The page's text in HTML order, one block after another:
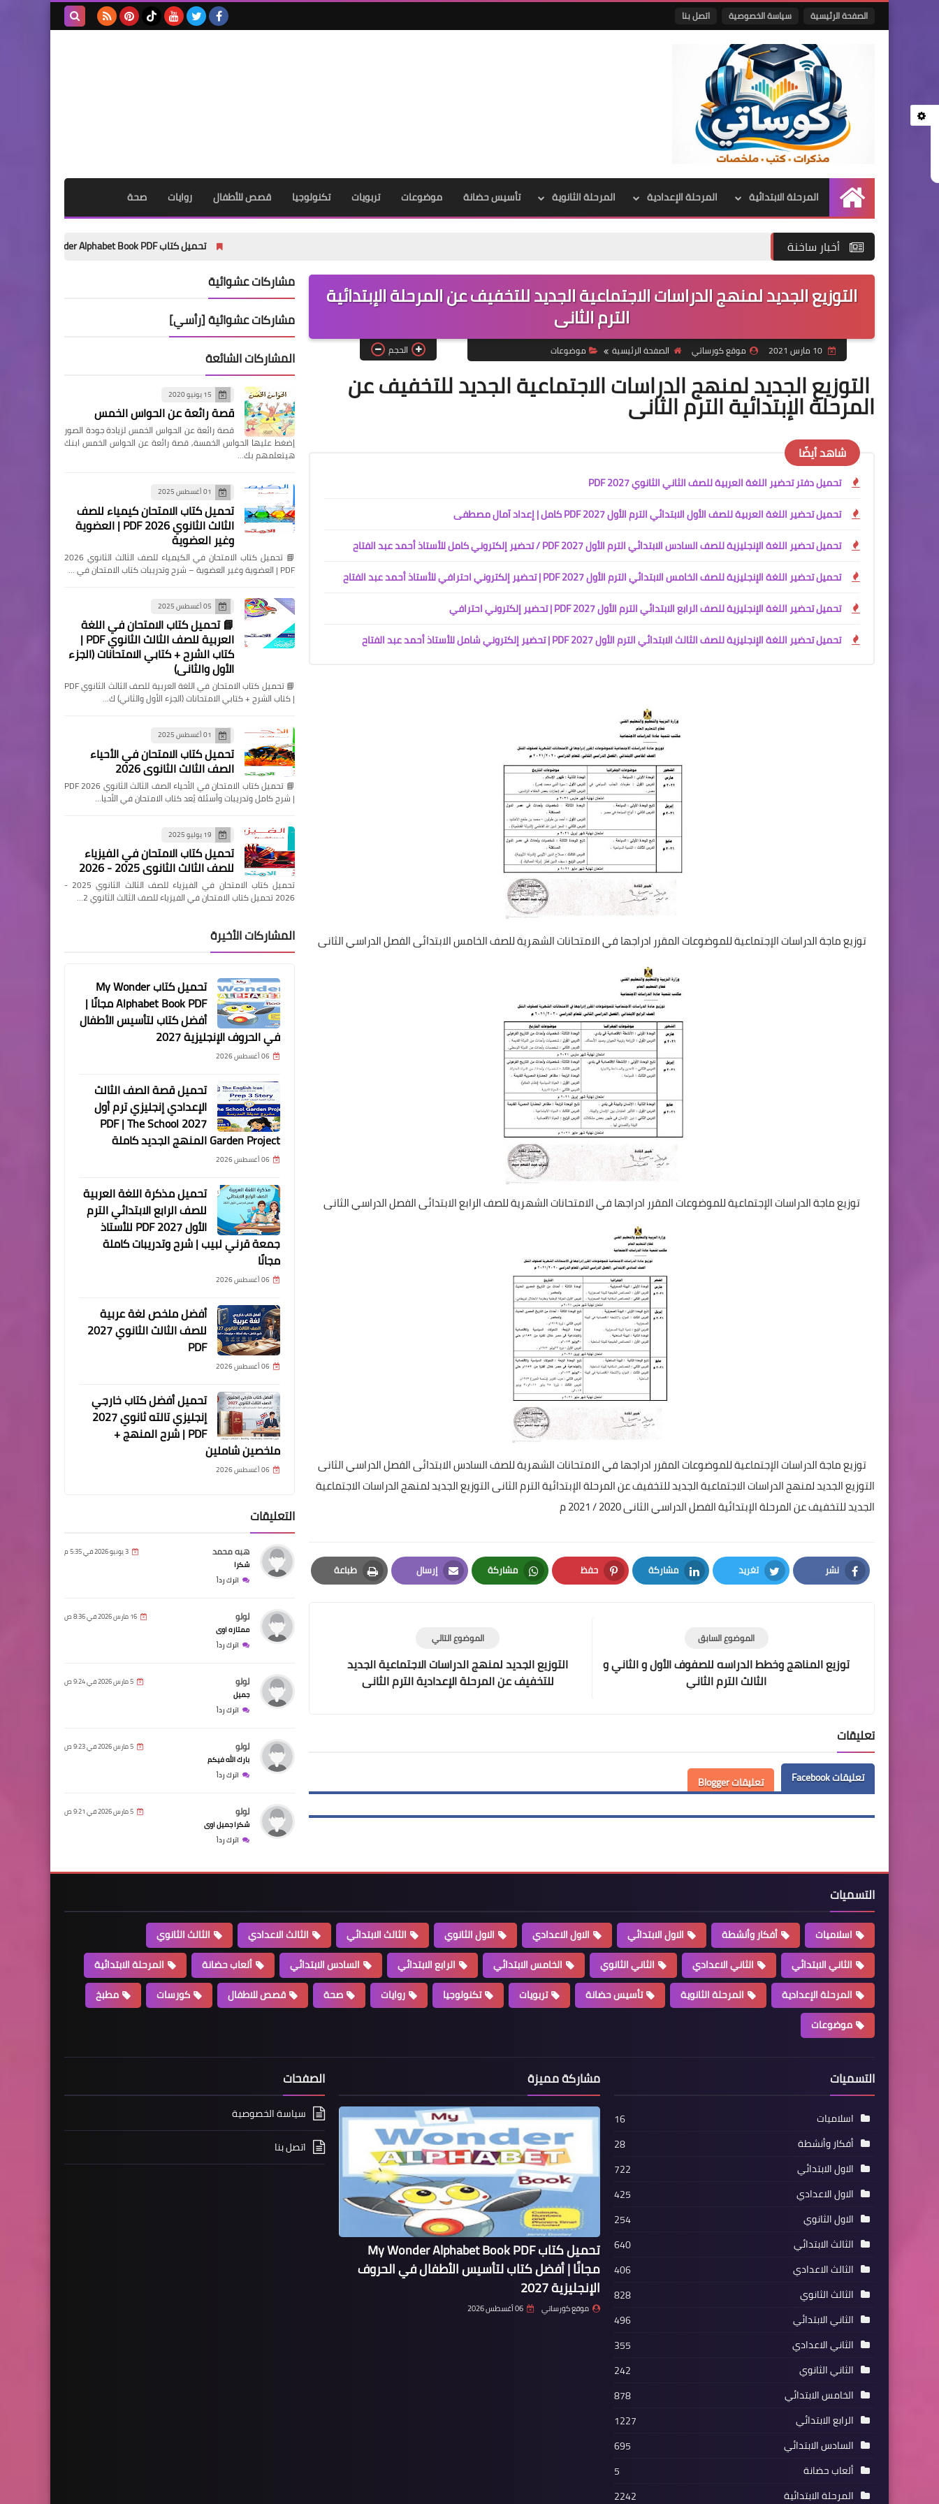
الصفحة الرئيسية سياسة الخصوصية اتصل بنا
الرئيسية
المرحلة الابتدائية المرحلة الإعدادية المرحلة الثانوية تأسيس حضانة موضوعات تربويات تكنولوجيا قصص للأطفال روايات صحة
أخبار ساخنة تحميل كتاب My Wonder Alphabet Book PDF مجانًا | أفضل كتاب لتأسيس الأطفال في الحروف الإنجليزية 2027
التوزيع الجديد لمنهج الدراسات الاجتماعية الجديد للتخفيف عن المرحلة الإبتدائية
الترم الثانى
10 مارس 2021 موقع كورساتي الصفحة الرئيسية موضوعات الحجم
التوزيع الجديد لمنهج الدراسات الاجتماعية الجديد للتخفيف عن
المرحلة الإبتدائية الترم الثانى
شاهد أيضًا
تحميل دفتر تحضير اللغة العربية للصف الثاني الثانوي PDF 2027
تحميل تحضير اللغة العربية للصف الأول الابتدائي الترم الأول 2027 PDF كامل | إعداد آمال مصطفى
تحميل تحضير اللغة الإنجليزية للصف السادس الابتدائي الترم الأول 2027 PDF / تحضير إلكتروني كامل للأستاذ أحمد عبد الفتاح
تحميل تحضير اللغة الإنجليزية للصف الخامس الابتدائي الترم الأول 2027 PDF | تحضير إلكتروني احترافي للأستاذ أحمد عبد الفتاح
تحميل تحضير اللغة الإنجليزية للصف الرابع الابتدائي الترم الأول 2027 PDF | تحضير إلكتروني احترافي
تحميل تحضير اللغة الإنجليزية للصف الثالث الابتدائي الترم الأول 2027 PDF | تحضير إلكتروني شامل للأستاذ أحمد عبد الفتاح
توزيع ماجة الدراسات الإجتماعية للموضوعات المقرر ادراجها في الامتحانات الشهرية للصف الخامس الابتدائى الفصل الدراسي الثانى
توزيع ماجة الدراسات الإجتماعية للموضوعات المقرر ادراجها في الامتحانات الشهرية للصف الرابع الابتدائى الفصل الدراسي الثانى
توزيع ماجة الدراسات الإجتماعية للموضوعات المقرر ادراجها في الامتحانات الشهرية للصف السادس الابتدائى الفصل الدراسي الثانى
التوزيع الجديد لمنهج الدراسات الاجتماعية الجديد للتخفيف عن المرحلة الإبتدائية الترم الثانى التوزيع الجديد لمنهج الدراسات الاجتماعية
الجديد للتخفيف عن المرحلة الإبتدائية الفصل الدراسي الثانى 2020 / 2021 م
نشر
Facebook
تغريد
Twitter
مشاركة
LinkedIn
حفظ
Pinterest
مشاركة
Whatsapp
إرسال
Email
طباعة
Print
الموضوع التالي
التوزيع الجديد لمنهج الدراسات الاجتماعية الجديد
للتخفيف عن المرحلة الإعدادية الترم الثانى
الموضوع السابق
توزيع المناهج وخطط الدراسه للصفوف الأول و الثاني و
الثالث الترم الثاني
تعليقات
تعليقات Facebook تعليقات Blogger
مشاركات عشوائية
مشاركات عشوائية [رأسي]
المشاركات الشائعة
15 يونيو 2020
قصة رائعة عن الحواس الخمس
قصة رائعة عن الحواس الخمس لزيادة جودة الصور
إضغط عليها الحواس الخمسة, قصة رائعة عن الحواس الخمس ابنك
هيتعلمهم بك…
01 أغسطس 2025
تحميل كتاب الامتحان كيمياء للصف
الثالث الثانوي 2026 PDF | العضوية
وغير العضوية
📘 تحميل كتاب الامتحان في الكيمياء للصف الثالث الثانوي 2026
PDF | العضوية وغير العضوية – شرح وتدريبات كتاب الامتحان في …
05 أغسطس 2025
📘 تحميل كتاب الامتحان في اللغة
العربية للصف الثالث الثانوي PDF |
كتاب الشرح + كتابي الامتحانات (الجزء
الأول والثاني)
📘 تحميل كتاب الامتحان في اللغة العربية للصف الثالث الثانوي PDF
| كتاب الشرح + كتابي الامتحانات (الجزء الأول والثاني) ك…
01 أغسطس 2025
تحميل كتاب الامتحان في الأحياء
الصف الثالث الثانوي 2026
📘 تحميل كتاب الامتحان في الأحياء الصف الثالث الثانوي 2026 PDF
| شرح كامل وتدريبات وأسئلة يُعد كتاب الامتحان في الأحيا…
19 يوليو 2025
تحميل كتاب الامتحان في الفيزياء
للصف الثالث الثانوي 2025 - 2026
تحميل كتاب الامتحان في الفيزياء للصف الثالث الثانوي 2025 -
2026 تحميل كتاب الامتحان في الفيزياء للصف الثالث الثانوي 2…
المشاركات الأخيرة
تحميل كتاب My Wonder
Alphabet Book PDF مجانًا |
أفضل كتاب لتأسيس الأطفال
في الحروف الإنجليزية 2027
06 أغسطس 2026
تحميل قصة الصف الثالث
الإعدادي إنجليزي ترم أول
2027 PDF | The School
Garden Project المنهج الجديد كاملة
06 أغسطس 2026
تحميل مذكرة اللغة العربية
للصف الرابع الابتدائي الترم
الأول 2027 PDF للأستاذ
جمعة قرني لبيب | شرح وتدريبات كاملة
مجانًا
06 أغسطس 2026
أفضل ملخص لغة عربية
للصف الثالث الثانوي 2027
PDF
06 أغسطس 2026
تحميل أفضل كتاب خارجي
إنجليزي تالته ثانوي 2027
PDF | شرح المنهج +
ملخصين شاملين
06 أغسطس 2026
التعليقات
هبه محمد 3 يونيو 2026 في 5:35 م
شكرا
اترك رداً
لولو 16 مارس 2026 في 8:36 ص
ممتازه اوى
اترك رداً
لولو 5 مارس 2026 في 9:24 ص
جميل
اترك رداً
لولو 5 مارس 2026 في 9:23 ص
بارك الله فيكم
اترك رداً
لولو 5 مارس 2026 في 9:21 ص
شكرا جميل اوى
اترك رداً
التسميات
اسلاميات أفكار وأنشطة الاول الابتدائي الاول الاعدادي الاول الثانوي الثالث الابتدائي الثالث الاعدادي
الثالث الثانوي
الثاني الابتدائي
الثاني الاعدادي الثاني الثانوي الخامس الابتدائي الرابع الابتدائي السادس الابتدائي ألعاب حضانة
المرحلة الابتدائية
المرحلة الإعدادية
المرحلة الثانوية تأسيس حضانة تربويات تكنولوجيا روايات صحة قصص للاطفال كورسات
مطبخ
موضوعات
التسميات
اسلاميات
16
أفكار وأنشطة
28
الاول الابتدائي
722
الاول الاعدادي
425
الاول الثانوي
254
الثالث الابتدائي
640
الثالث الاعدادي
406
الثالث الثانوي
828
الثاني الابتدائي
496
الثاني الاعدادي
355
الثاني الثانوي
242
الخامس الابتدائي
878
الرابع الابتدائي
1227
السادس الابتدائي
695
ألعاب حضانة
5
المرحلة الابتدائية
2242
مشاركة مميزة
تحميل كتاب My Wonder Alphabet Book PDF
مجانًا | أفضل كتاب لتأسيس الأطفال في الحروف
الإنجليزية 2027
موقع كورساتي 06 أغسطس 2026
الصفحات
سياسة الخصوصية
اتصل بنا